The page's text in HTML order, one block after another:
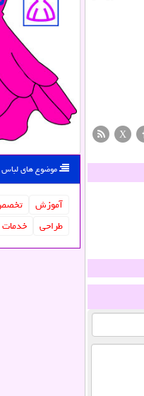
X
موضوع های
آموزش
طراحی
خدمات